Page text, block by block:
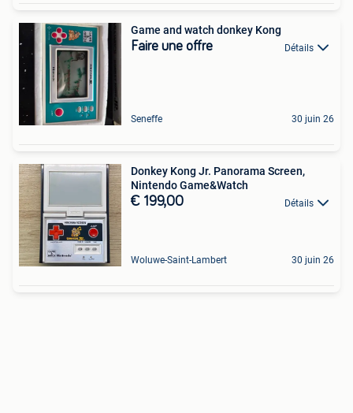
Game and watch donkey Kong
Faire une offre Détails
Seneffe 30 juin 26
Donkey Kong Jr. Panorama Screen,
Nintendo Game&Watch
€ 199,00 Détails
Woluwe-Saint-Lambert 30 juin 26